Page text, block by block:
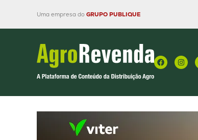
Uma empresa do GRUPO PUBLIQUE